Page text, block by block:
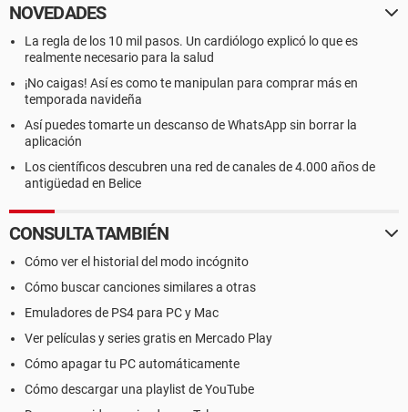
NOVEDADES
La regla de los 10 mil pasos. Un cardiólogo explicó lo que es
realmente necesario para la salud
¡No caigas! Así es como te manipulan para comprar más en
temporada navideña
Así puedes tomarte un descanso de WhatsApp sin borrar la
aplicación
Los científicos descubren una red de canales de 4.000 años de
antigüedad en Belice
CONSULTA TAMBIÉN
Cómo ver el historial del modo incógnito
Cómo buscar canciones similares a otras
Emuladores de PS4 para PC y Mac
Ver películas y series gratis en Mercado Play
Cómo apagar tu PC automáticamente
Cómo descargar una playlist de YouTube